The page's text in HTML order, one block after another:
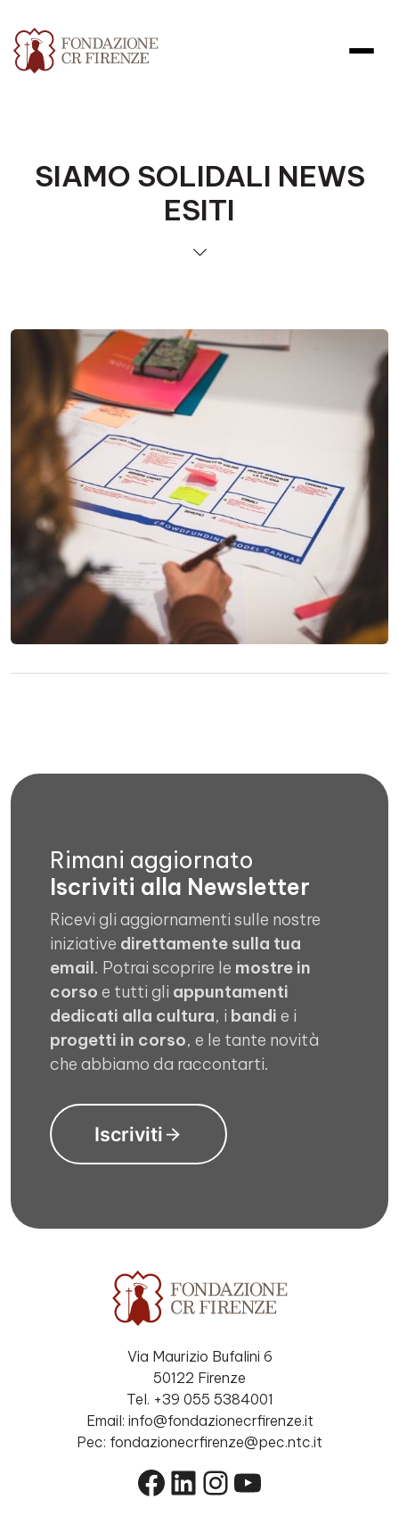
SIAMO SOLIDALI NEWS
ESITI
Rimani aggiornato
Iscriviti alla Newsletter
Ricevi gli aggiornamenti sulle nostre
iniziative direttamente sulla tua
email. Potrai scoprire le mostre in
corso e tutti gli appuntamenti
dedicati alla cultura, i bandi e i
progetti in corso, e le tante novità
che abbiamo da raccontarti.
Iscriviti
Via Maurizio Bufalini 6
50122 Firenze
Tel. +39 055 5384001
Email: info@fondazionecrfirenze.it
Pec: fondazionecrfirenze@pec.ntc.it
Facebook
LinkedIn
Instagram
YouTube